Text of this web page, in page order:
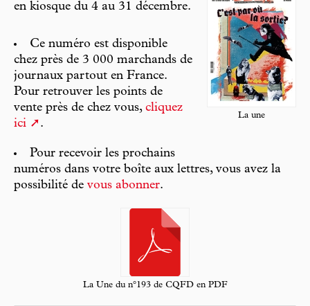
La une
en kiosque du 4 au 31 décembre.
Ce numéro est disponible
chez près de 3 000 marchands de
journaux partout en France.
Pour retrouver les points de
vente près de chez vous, cliquez
ici
.
Pour recevoir les prochains
numéros dans votre boîte aux lettres, vous avez la
possibilité de vous abonner.
La Une du n°193 de CQFD en PDF